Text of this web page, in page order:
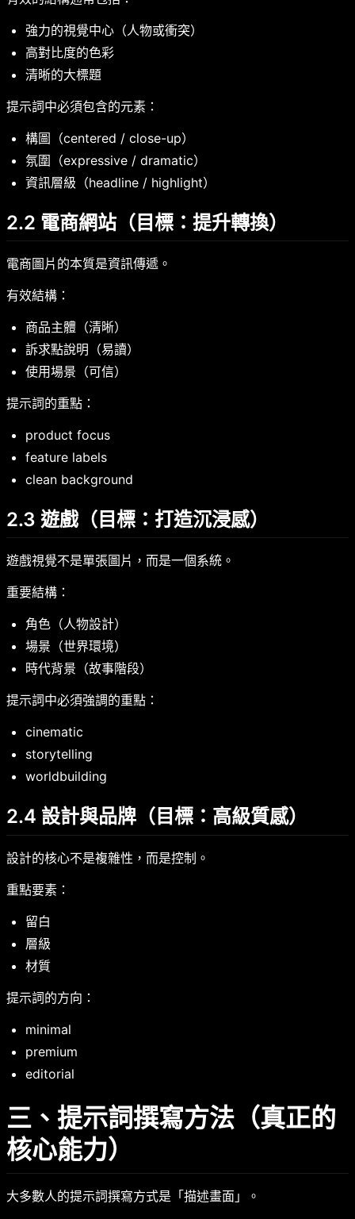
強力的視覺中心（人物或衝突）
高對比度的色彩
清晰的大標題
提示詞中必須包含的元素：
構圖（centered / close-up）
氛圍（expressive / dramatic）
資訊層級（headline / highlight）
2.2 電商網站（目標：提升轉換）
電商圖片的本質是資訊傳遞。
有效結構：
商品主體（清晰）
訴求點說明（易讀）
使用場景（可信）
提示詞的重點：
product focus
feature labels
clean background
2.3 遊戲（目標：打造沉浸感）
遊戲視覺不是單張圖片，而是一個系統。
重要結構：
角色（人物設計）
場景（世界環境）
時代背景（故事階段）
提示詞中必須強調的重點：
cinematic
storytelling
worldbuilding
2.4 設計與品牌（目標：高級質感）
設計的核心不是複雜性，而是控制。
重點要素：
留白
層級
材質
提示詞的方向：
minimal
premium
editorial
三、提示詞撰寫方法（真正的
核心能力）
大多數人的提示詞撰寫方式是「描述畫面」。